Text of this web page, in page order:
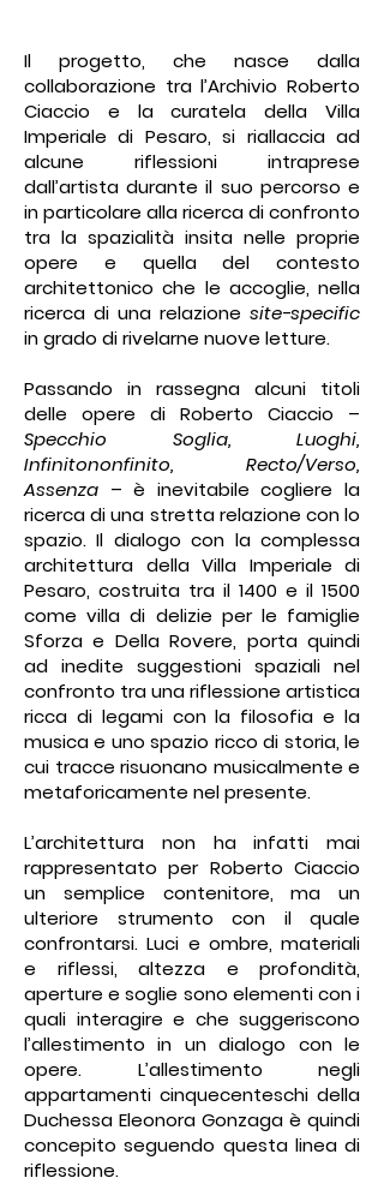
Il progetto, che nasce dalla
collaborazione tra l’Archivio Roberto
Ciaccio e la curatela della Villa
Imperiale di Pesaro, si riallaccia ad
alcune riflessioni intraprese
dall’artista durante il suo percorso e
in particolare alla ricerca di confronto
tra la spazialità insita nelle proprie
opere e quella del contesto
architettonico che le accoglie, nella
ricerca di una relazione site-specific
in grado di rivelarne nuove letture.
Passando in rassegna alcuni titoli
delle opere di Roberto Ciaccio –
Specchio Soglia, Luoghi,
Infinitononfinito, Recto/Verso,
Assenza – è inevitabile cogliere la
ricerca di una stretta relazione con lo
spazio. Il dialogo con la complessa
architettura della Villa Imperiale di
Pesaro, costruita tra il 1400 e il 1500
come villa di delizie per le famiglie
Sforza e Della Rovere, porta quindi
ad inedite suggestioni spaziali nel
confronto tra una riflessione artistica
ricca di legami con la filosofia e la
musica e uno spazio ricco di storia, le
cui tracce risuonano musicalmente e
metaforicamente nel presente.
L’architettura non ha infatti mai
rappresentato per Roberto Ciaccio
un semplice contenitore, ma un
ulteriore strumento con il quale
confrontarsi. Luci e ombre, materiali
e riflessi, altezza e profondità,
aperture e soglie sono elementi con i
quali interagire e che suggeriscono
l’allestimento in un dialogo con le
opere. L’allestimento negli
appartamenti cinquecenteschi della
Duchessa Eleonora Gonzaga è quindi
concepito seguendo questa linea di
riflessione.